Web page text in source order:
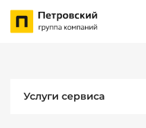
Услуги сервиса